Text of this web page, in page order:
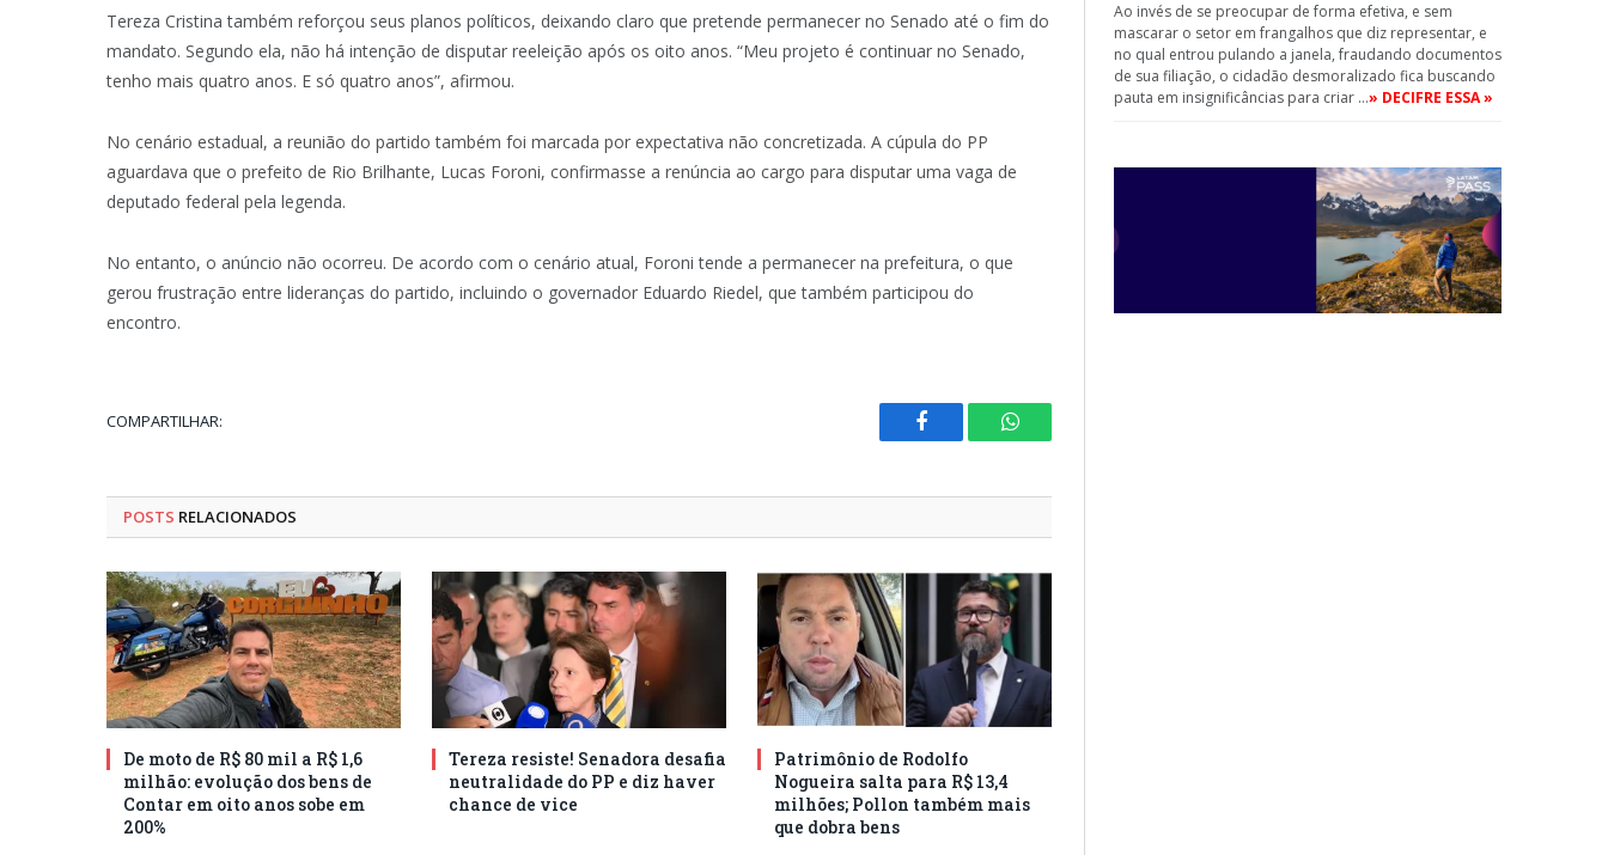
Tereza Cristina também reforçou seus planos políticos, deixando claro que pretende permanecer no Senado até o fim do
mandato. Segundo ela, não há intenção de disputar reeleição após os oito anos. “Meu projeto é continuar no Senado,
tenho mais quatro anos. E só quatro anos”, afirmou.
No cenário estadual, a reunião do partido também foi marcada por expectativa não concretizada. A cúpula do PP
aguardava que o prefeito de Rio Brilhante, Lucas Foroni, confirmasse a renúncia ao cargo para disputar uma vaga de
deputado federal pela legenda.
No entanto, o anúncio não ocorreu. De acordo com o cenário atual, Foroni tende a permanecer na prefeitura, o que
gerou frustração entre lideranças do partido, incluindo o governador Eduardo Riedel, que também participou do
encontro.
COMPARTILHAR:
Facebook WhatsApp
POSTS RELACIONADOS
De moto de R$ 80 mil a R$ 1,6
milhão: evolução dos bens de
Contar em oito anos sobe em
200%
Tereza resiste! Senadora desafia
neutralidade do PP e diz haver
chance de vice
Patrimônio de Rodolfo
Nogueira salta para R$ 13,4
milhões; Pollon também mais
que dobra bens
Ao invés de se preocupar de forma efetiva, e sem
mascarar o setor em frangalhos que diz representar, e
no qual entrou pulando a janela, fraudando documentos
de sua filiação, o cidadão desmoralizado fica buscando
pauta em insignificâncias para criar …» DECIFRE ESSA »